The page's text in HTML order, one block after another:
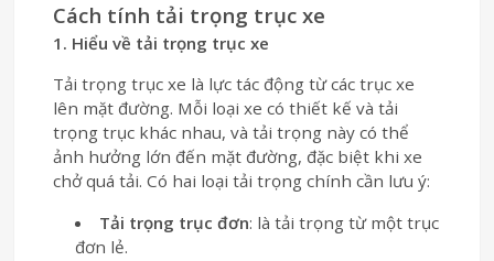
Cách tính tải trọng trục xe
1. Hiểu về tải trọng trục xe
Tải trọng trục xe là lực tác động từ các trục xe
lên mặt đường. Mỗi loại xe có thiết kế và tải
trọng trục khác nhau, và tải trọng này có thể
ảnh hưởng lớn đến mặt đường, đặc biệt khi xe
chở quá tải. Có hai loại tải trọng chính cần lưu ý:
Tải trọng trục đơn: là tải trọng từ một trục
đơn lẻ.